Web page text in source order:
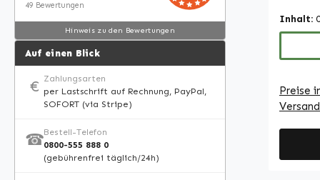
49 Bewertungen
Hinweis zu den Bewertungen
Auf einen Blick
€ Zahlungsarten
per Lastschrift auf Rechnung, PayPal,
SOFORT (via Stripe)
☎Bestell-Telefon
0800-555 888 0
(gebührenfrei täglich/24h)
Sie
eine
und
in Ihre
Inhalt:
Preise